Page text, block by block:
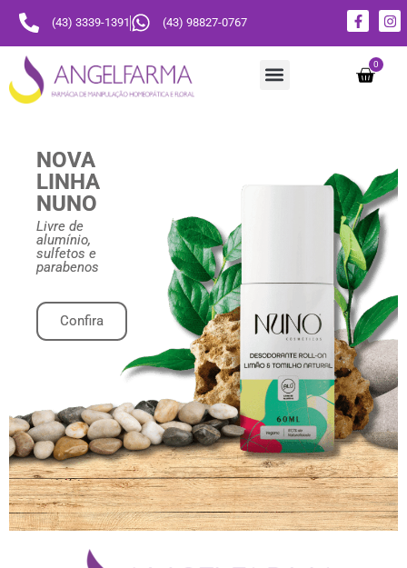
(43) 3339-1391 (43) 98827-0767
0
NOVA
LINHA
NUNO
Livre de
alumínio,
sulfetos e
parabenos
Confira